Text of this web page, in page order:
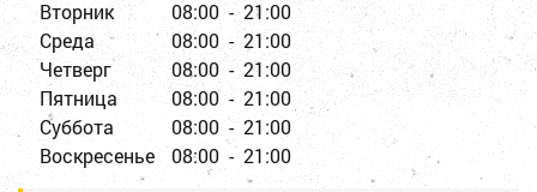
Вторник
08:00 - 21:00
Среда
08:00 - 21:00
Четверг
08:00 - 21:00
Пятница
08:00 - 21:00
Суббота
08:00 - 21:00
Воскресенье
08:00 - 21:00